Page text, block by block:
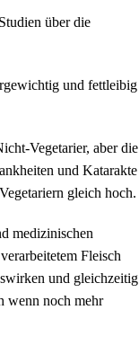
über die
und fettleibig
Vegetarier, aber die
und Katarakte
gleich hoch.
medizinischen
Fleisch
und gleichzeitig
wenn noch mehr